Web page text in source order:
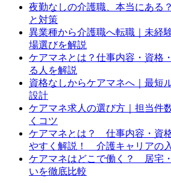
夜勤なしの介護職、本当にある
と対策
異業種から介護職へ転職｜未経
場選びを解説
ケアマネとは？仕事内容・資格
る人を解説
資格なしからケアマネへ｜最短
設計
ケアマネ求人の選び方｜担当件
くコツ
ケアマネとは？ 仕事内容・資
やすく解説！ 介護キャリアの
ケアマネはどこで働く？ 居宅
いを徹底比較